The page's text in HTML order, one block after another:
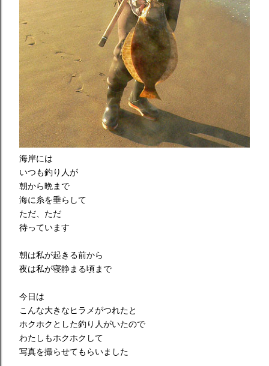
海岸には
いつも釣り人が
朝から晩まで
海に糸を垂らして
ただ、ただ
待っています
朝は私が起きる前から
夜は私が寝静まる頃まで
今日は
こんな大きなヒラメがつれたと
ホクホクとした釣り人がいたので
わたしもホクホクして
写真を撮らせてもらいました